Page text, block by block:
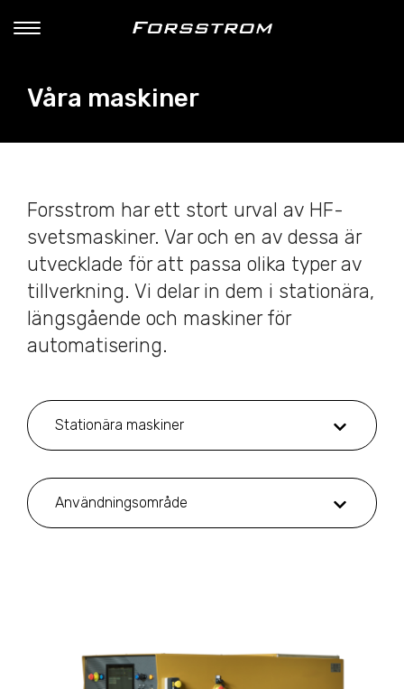
Våra maskiner
Forsstrom har ett stort urval av HF-
svetsmaskiner. Var och en av dessa är
utvecklade för att passa olika typer av
tillverkning. Vi delar in dem i stationära,
längsgående och maskiner för
automatisering.
Stationära maskiner
Användningsområde